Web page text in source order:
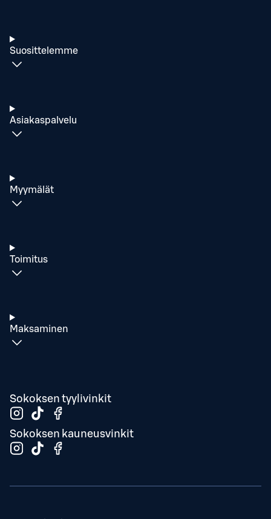
Suosittelemme
Asiakaspalvelu
Myymälät
Toimitus
Maksaminen
Sokoksen tyylivinkit
Sokoksen kauneusvinkit